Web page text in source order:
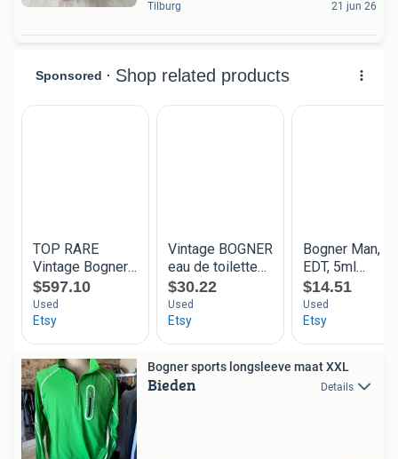
Tilburg 21 jun 26
Bogner sports longsleeve maat XXL
Bieden Details